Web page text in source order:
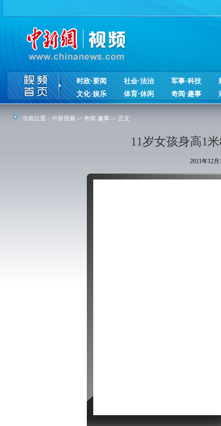
时政·要闻 社会·法治 军事·科技
文化·娱乐
体育·休闲 奇闻·趣事
当前位置： 中新视频 -> 奇闻·趣事 -> 正文
11岁女孩身高1
2011年12